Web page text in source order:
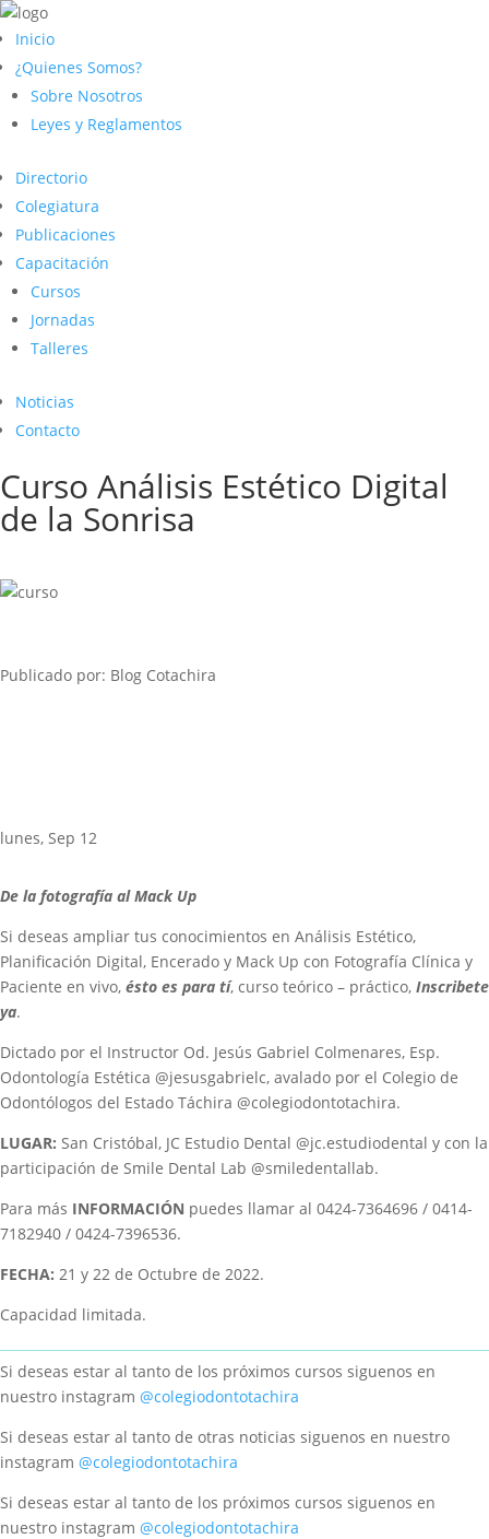
Inicio
¿Quienes Somos?
Sobre Nosotros
Leyes y Reglamentos
Directorio
Colegiatura
Publicaciones
Capacitación
Cursos
Jornadas
Talleres
Noticias
Contacto
Curso Análisis Estético Digital
de la Sonrisa
Publicado por: Blog Cotachira
lunes, Sep 12
De la fotografía al Mack Up
Si deseas ampliar tus conocimientos en Análisis Estético,
Planificación Digital, Encerado y Mack Up con Fotografía Clínica y
Paciente en vivo, ésto es para tí, curso teórico – práctico, Inscribete
ya.
Dictado por el Instructor Od. Jesús Gabriel Colmenares, Esp.
Odontología Estética @jesusgabrielc, avalado por el Colegio de
Odontólogos del Estado Táchira @colegiodontotachira.
LUGAR: San Cristóbal, JC Estudio Dental @jc.estudiodental y con la
participación de Smile Dental Lab @smiledentallab.
Para más INFORMACIÓN puedes llamar al 0424-7364696 / 0414-
7182940 / 0424-7396536.
FECHA: 21 y 22 de Octubre de 2022.
Capacidad limitada.
Si deseas estar al tanto de los próximos cursos siguenos en
nuestro instagram @colegiodontotachira
Si deseas estar al tanto de otras noticias siguenos en nuestro
instagram @colegiodontotachira
Si deseas estar al tanto de los próximos cursos siguenos en
nuestro instagram @colegiodontotachira